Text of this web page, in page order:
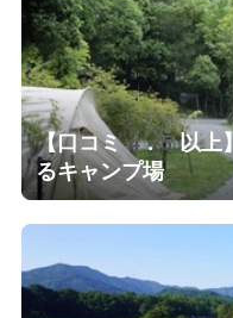
【口コミ4.5以上
るキャンプ場